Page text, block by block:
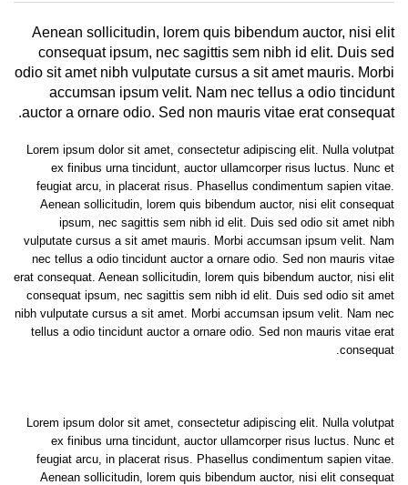
Aenean sollicitudin, lorem quis bibendum auctor, nisi elit
consequat ipsum, nec sagittis sem nibh id elit. Duis sed
odio sit amet nibh vulputate cursus a sit amet mauris. Morbi
accumsan ipsum velit. Nam nec tellus a odio tincidunt
auctor a ornare odio. Sed non mauris vitae erat consequat.
Lorem ipsum dolor sit amet, consectetur adipiscing elit. Nulla volutpat
ex finibus urna tincidunt, auctor ullamcorper risus luctus. Nunc et
feugiat arcu, in placerat risus. Phasellus condimentum sapien vitae.
Aenean sollicitudin, lorem quis bibendum auctor, nisi elit consequat
ipsum, nec sagittis sem nibh id elit. Duis sed odio sit amet nibh
vulputate cursus a sit amet mauris. Morbi accumsan ipsum velit. Nam
nec tellus a odio tincidunt auctor a ornare odio. Sed non mauris vitae
erat consequat. Aenean sollicitudin, lorem quis bibendum auctor, nisi elit
consequat ipsum, nec sagittis sem nibh id elit. Duis sed odio sit amet
nibh vulputate cursus a sit amet. Morbi accumsan ipsum velit. Nam nec
tellus a odio tincidunt auctor a ornare odio. Sed non mauris vitae erat
consequat.
Lorem ipsum dolor sit amet, consectetur adipiscing elit. Nulla volutpat
ex finibus urna tincidunt, auctor ullamcorper risus luctus. Nunc et
feugiat arcu, in placerat risus. Phasellus condimentum sapien vitae.
Aenean sollicitudin, lorem quis bibendum auctor, nisi elit consequat